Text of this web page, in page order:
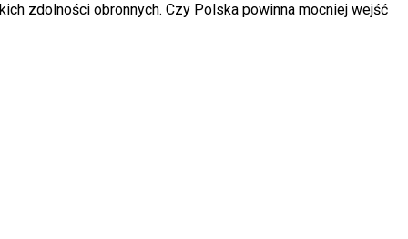
zdolności obronnych. Czy Polska powinna mocniej wejść